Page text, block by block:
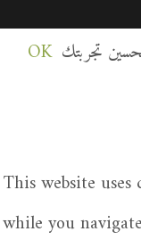
تجربتك OK
This website
while you